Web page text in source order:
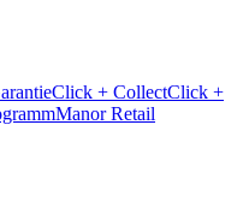
Click + CollectClick +
Manor Retail